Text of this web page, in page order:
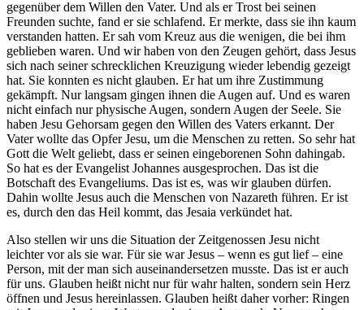
gegenüber dem Willen den Vater. Und als er Trost bei seinen
Freunden suchte, fand er sie schlafend. Er merkte, dass sie ihn kaum
verstanden hatten. Er sah vom Kreuz aus die wenigen, die bei ihm
geblieben waren. Und wir haben von den Zeugen gehört, dass Jesus
sich nach seiner schrecklichen Kreuzigung wieder lebendig gezeigt
hat. Sie konnten es nicht glauben. Er hat um ihre Zustimmung
gekämpft. Nur langsam gingen ihnen die Augen auf. Und es waren
nicht einfach nur physische Augen, sondern Augen der Seele. Sie
haben Jesu Gehorsam gegen den Willen des Vaters erkannt. Der
Vater wollte das Opfer Jesu, um die Menschen zu retten. So sehr hat
Gott die Welt geliebt, dass er seinen eingeborenen Sohn dahingab.
So hat es der Evangelist Johannes ausgesprochen. Das ist die
Botschaft des Evangeliums. Das ist es, was wir glauben dürfen.
Dahin wollte Jesus auch die Menschen von Nazareth führen. Er ist
es, durch den das Heil kommt, das Jesaia verkündet hat.
Also stellen wir uns die Situation der Zeitgenossen Jesu nicht
leichter vor als sie war. Für sie war Jesus – wenn es gut lief – eine
Person, mit der man sich auseinandersetzen musste. Das ist er auch
für uns. Glauben heißt nicht nur für wahr halten, sondern sein Herz
öffnen und Jesus hereinlassen. Glauben heißt daher vorher: Ringen